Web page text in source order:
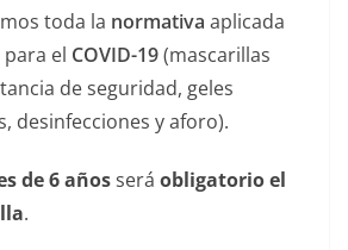
toda la normativa aplicada
el COVID-19(mascarillas
de seguridad, geles
desinfecciones y aforo).
de 6 añosserá obligatorio el
.